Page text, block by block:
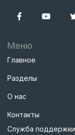
Меню
Главное
Разделы
О нас
Контакты
Служба поддержки